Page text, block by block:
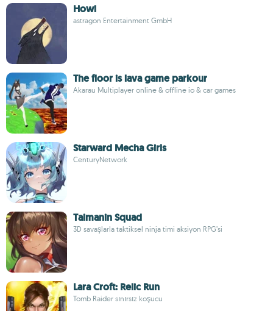
Howl
astragon Entertainment GmbH
The floor is lava game parkour
Akarau Multiplayer online & offline io & car games
Starward Mecha Girls
CenturyNetwork
Taimanin Squad
3D savaşlarla taktiksel ninja timi aksiyon RPG’si
Lara Croft: Relic Run
Tomb Raider sınırsız koşucu